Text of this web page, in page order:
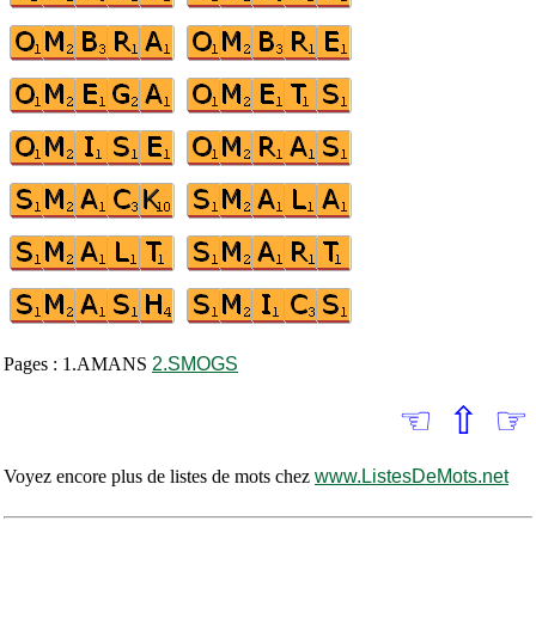
Pages : 1.AMANS 2.SMOGS
☜ ⇧ ☞
Voyez encore plus de listes de mots chez www.ListesDeMots.net